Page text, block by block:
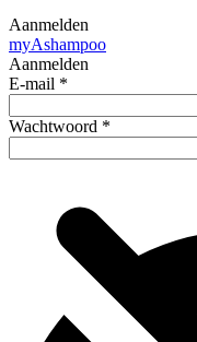
Aanmelden
myAshampoo
Aanmelden
E-mail *
Wachtwoord *